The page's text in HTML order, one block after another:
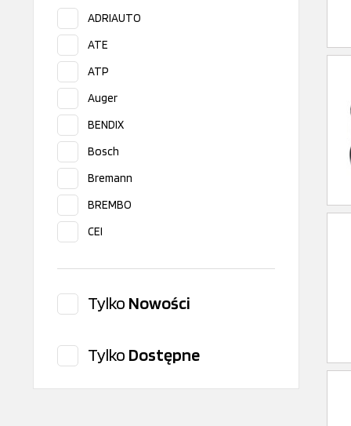
ADRIAUTO
ATE
ATP
Auger
BENDIX
Bosch
Bremann
BREMBO
CEI
Delphi
EBS
EMMERE
Tylko Nowości
Tylko Dostępne